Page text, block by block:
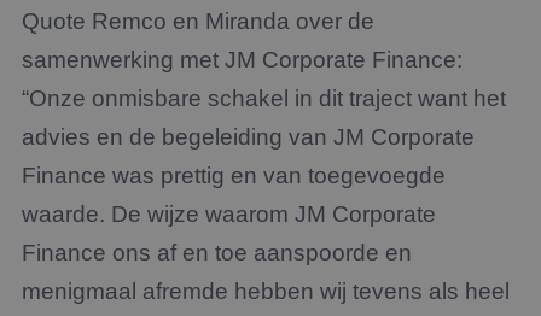
Quote Remco en Miranda over de
samenwerking met JM Corporate Finance:
“Onze onmisbare schakel in dit traject want het
advies en de begeleiding van JM Corporate
Finance was prettig en van toegevoegde
waarde. De wijze waarom JM Corporate
Finance ons af en toe aanspoorde en
menigmaal afremde hebben wij tevens als heel